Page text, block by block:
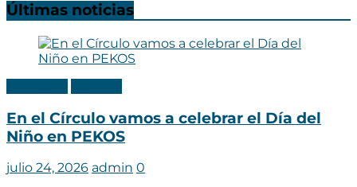
Últimas noticias
En el Círculo vamos a celebrar el Día del
Niño en PEKOS
julio 24, 2026 admin 0